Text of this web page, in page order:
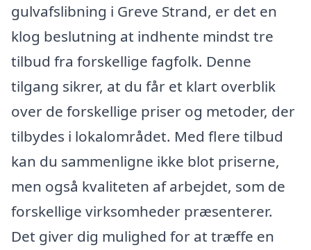
gulvafslibning i Greve Strand, er det en
klog beslutning at indhente mindst tre
tilbud fra forskellige fagfolk. Denne
tilgang sikrer, at du får et klart overblik
over de forskellige priser og metoder, der
tilbydes i lokalområdet. Med flere tilbud
kan du sammenligne ikke blot priserne,
men også kvaliteten af arbejdet, som de
forskellige virksomheder præsenterer.
Det giver dig mulighed for at træffe en